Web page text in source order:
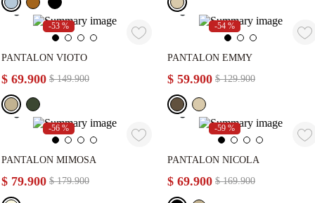
-53 %
PANTALON VIOTO
$ 149.900
$ 69.900
-54 %
PANTALON EMMY
$ 129.900
$ 59.900
-56 %
PANTALON MIMOSA
$ 179.900
$ 79.900
-59 %
PANTALON NICOLA
$ 169.900
$ 69.900